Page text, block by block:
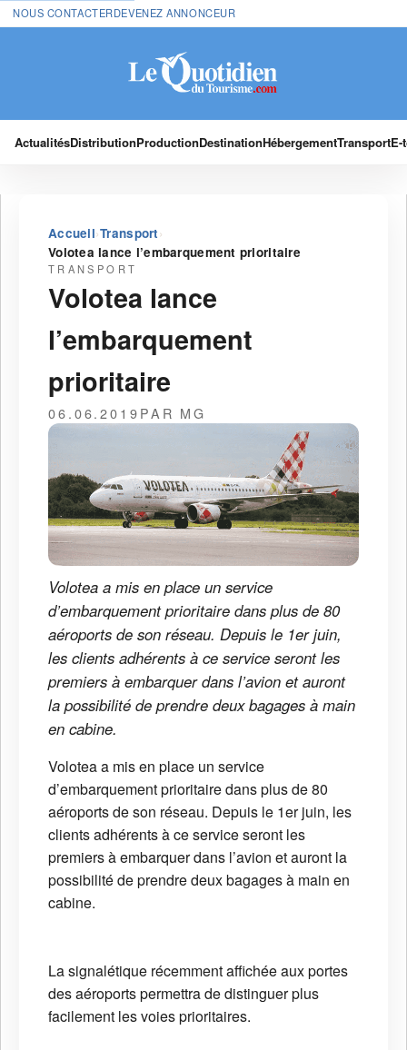
NOUS CONTACTERDEVENEZ ANNONCEUR
ActualitésDistributionProductionDestinationHébergementTransport
Accueil›Transport ›
Volotea lance l’embarquement prioritaire
TRANSPORT
Volotea lance
l’embarquement
prioritaire
06.06.2019PAR MG
Volotea a mis en place un service
d’embarquement prioritaire dans plus de 80
aéroports de son réseau. Depuis le 1er juin,
les clients adhérents à ce service seront les
premiers à embarquer dans l’avion et auront
la possibilité de prendre deux bagages à main
en cabine.
Volotea a mis en place un service
d’embarquement prioritaire dans plus de 80
aéroports de son réseau. Depuis le 1er juin, les
clients adhérents à ce service seront les
premiers à embarquer dans l’avion et auront la
possibilité de prendre deux bagages à main en
cabine.
La signalétique récemment affichée aux portes
des aéroports permettra de distinguer plus
facilement les voies prioritaires.